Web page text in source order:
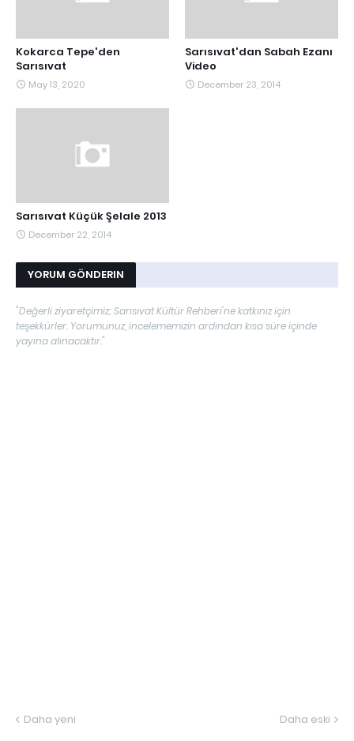
Kokarca Tepe'den
Sarısıvat
May 13, 2020
Sarısıvat'dan Sabah Ezanı
Video
December 23, 2014
Sarısıvat Küçük Şelale 2013
December 22, 2014
YORUM GÖNDERIN
"Değerli ziyaretçimiz; Sarısıvat Kültür Rehberi'ne katkınız için
teşekkürler. Yorumunuz, incelememizin ardından kısa süre içinde
yayına alınacaktır."
Daha yeni Daha eski